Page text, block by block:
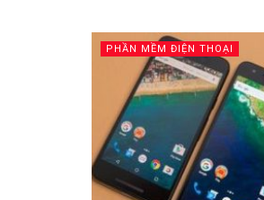
PHẦN MỀM ĐIỆN THOẠI